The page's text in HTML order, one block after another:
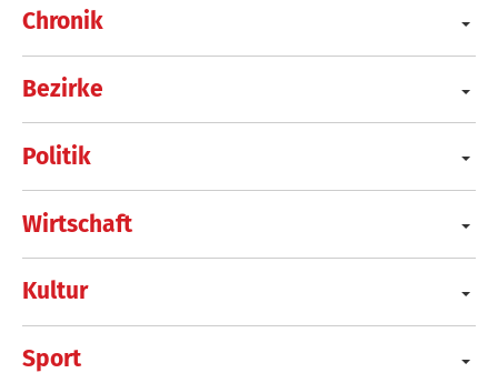
Chronik
Bezirke
Politik
Wirtschaft
Kultur
Sport